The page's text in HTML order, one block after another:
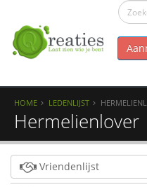
HOME LEDENLIJST
Hermelienlover
Vriendenlijst